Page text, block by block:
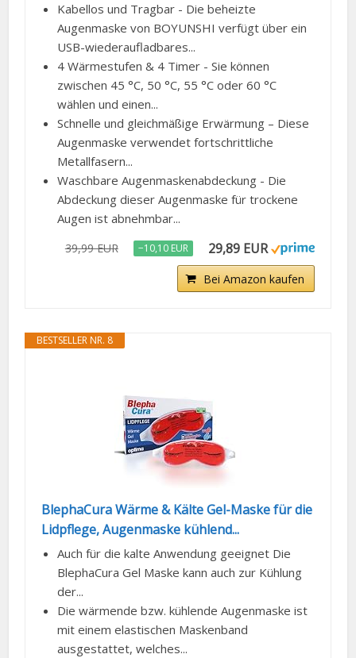
Kabellos und Tragbar - Die beheizte
Augenmaske von BOYUNSHI verfügt über ein
USB-wiederaufladbares...
4 Wärmestufen & 4 Timer - Sie können
zwischen 45 °C, 50 °C, 55 °C oder 60 °C
wählen und einen...
Schnelle und gleichmäßige Erwärmung – Diese
Augenmaske verwendet fortschrittliche
Metallfasern...
Waschbare Augenmaskenabdeckung - Die
Abdeckung dieser Augenmaske für trockene
Augen ist abnehmbar...
39,99 EUR −10,10 EUR 29,89 EUR
Bei Amazon kaufen
BESTSELLER NR. 8
BlephaCura Wärme & Kälte Gel-Maske für die
Lidpflege, Augenmaske kühlend...
Auch für die kalte Anwendung geeignet Die
BlephaCura Gel Maske kann auch zur Kühlung
der...
Die wärmende bzw. kühlende Augenmaske ist
mit einem elastischen Maskenband
ausgestattet, welches...